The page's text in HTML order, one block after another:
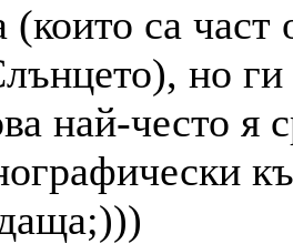
(които са
но
най-често я